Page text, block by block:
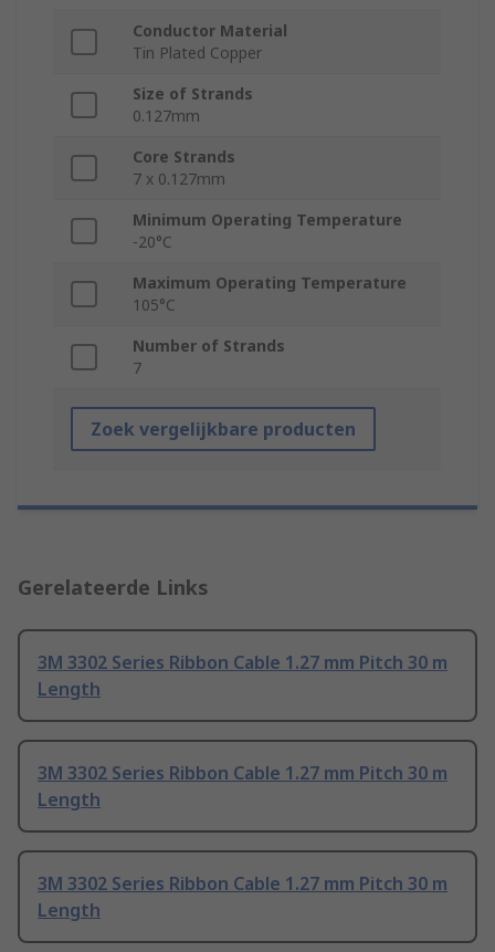
Conductor Material
Tin Plated Copper
Size of Strands
0.127mm
Core Strands
7 x 0.127mm
Minimum Operating Temperature
-20°C
Maximum Operating Temperature
105°C
Number of Strands
7
Zoek vergelijkbare producten
Gerelateerde Links
3M 3302 Series Ribbon Cable 1.27 mm Pitch 30 m
Length
3M 3302 Series Ribbon Cable 1.27 mm Pitch 30 m
Length
3M 3302 Series Ribbon Cable 1.27 mm Pitch 30 m
Length